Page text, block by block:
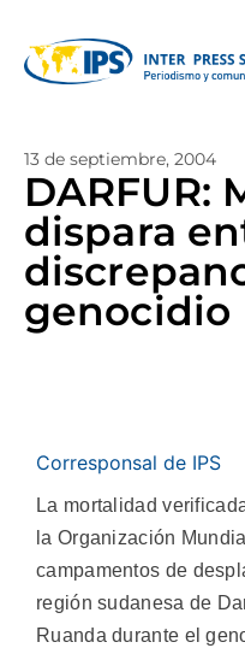
13 de septiembre, 2004
DARFUR:
dispara
genocidio
Corresponsal de IPS
La mortalidad
la Organización
campamentos de
región sudanesa de
Ruanda durante el